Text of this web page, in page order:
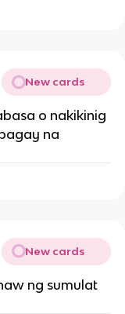
New cards
o nakikinig
na
New cards
ng sumulat